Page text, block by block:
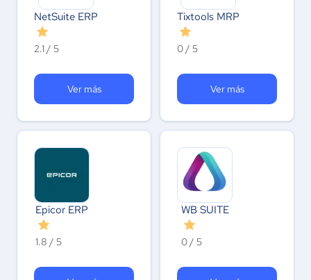
NetSuite ERP
2.1 / 5
Ver más
Tixtools MRP
0 / 5
Ver más
Epicor ERP
1.8 / 5
WB SUITE
0 / 5